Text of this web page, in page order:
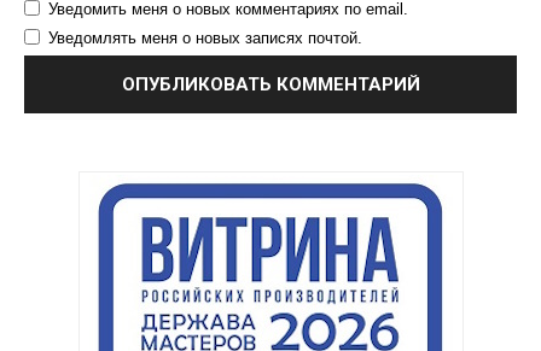
Уведомить меня о новых комментариях по email.
Уведомлять меня о новых записях почтой.